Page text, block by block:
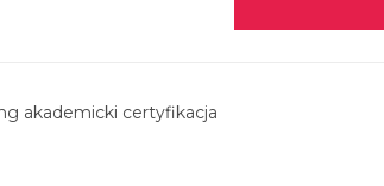
akademicki certyfikacja